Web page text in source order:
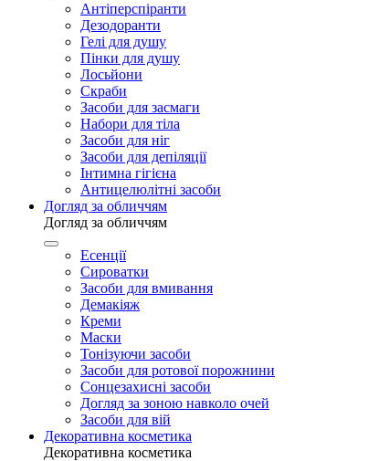
Антіперспіранти
Дезодоранти
Гелі для душу
Пінки для душу
Лосьйони
Скраби
Засоби для засмаги
Набори для тіла
Засоби для ніг
Засоби для депіляції
Інтимна гігієна
Антицелюлітні засоби
Догляд за обличчям
Догляд за обличчям
Есенції
Сироватки
Засоби для вмивання
Демакіяж
Креми
Маски
Тонізуючи засоби
Засоби для ротової порожнини
Сонцезахисні засоби
Догляд за зоною навколо очей
Засоби для вій
Декоративна косметика
Декоративна косметика